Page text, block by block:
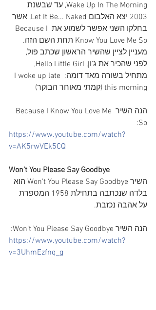
Wake Up In The Morning, עד שבשנת
2003 יצא האלבום Let It Be... Naked, אשר
בחלקו השני אפשר לשמוע את Because I
Know You Love Me So תחת השם הזה.
מעניין לציין שהשיר הראשון שכתב פול,
לפני שהכיר את ג'ון, Hello Little Girl,
מתחיל בשורה מאד דומה: I woke up late
this morning (קמתי מאוחר הבוקר)
הנה השיר Because I Know You Love Me
So:
https://www.youtube.com/watch?
v=AK5rwVEk5CQ
Won’t You Please Say Goodbye
השיר Won’t You Please Say Goodbye הוא
בלדה שנכתבה בתחילת 1958 המספרת
על אהבה נכזבת.
הנה השיר Won’t You Please Say Goodbye:
https://www.youtube.com/watch?
v=3UhmEzfnq_g